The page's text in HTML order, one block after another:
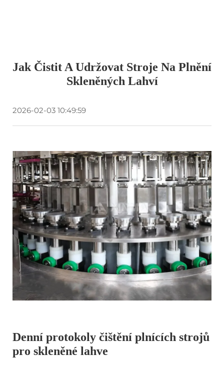
Jak Čistit A Udržovat Stroje Na Plnění
Skleněných Lahví
2026-02-03 10:49:59
Denní protokoly čištění plnících strojů
pro skleněné lahve